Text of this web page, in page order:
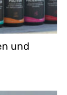
und